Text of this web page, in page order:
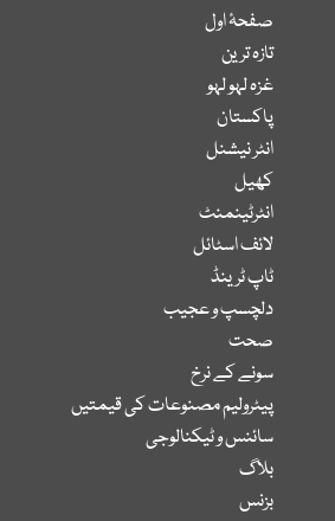
صفحۂ اول
تازہ ترین
غزہ لہو لہو
پاکستان
انٹر نیشنل
کھیل
انٹرٹینمنٹ
لائف اسٹائل
ٹاپ ٹرینڈ
دلچسپ و عجیب
صحت
سونے کے نرخ
پیٹرولیم مصنوعات کی قیمتیں
سائنس و ٹیکنالوجی
بلاگ
بزنس